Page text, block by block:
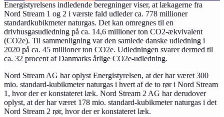
Energistyrelsens indledende beregninger viser, at lækagerne fra
Nord Stream 1 og 2 i værste fald udleder ca. 778 millioner
standardkubikmeter naturgas. Det kan omregnes til en
drivhusgasudledning på ca. 14,6 millioner ton CO2-ækvivalent
(CO2e). Til sammenligning var den samlede danske udledning i
2020 på ca. 45 millioner ton CO2e. Udledningen svarer dermed til
ca. 32 procent af Danmarks årlige CO2e-udledning.
Nord Stream AG har oplyst Energistyrelsen, at der har været 300
mio. standard-kubikmeter naturgas i hvert af de to rør i Nord Stream
1, hvor der er konstateret læk. Nord Stream 2 AG har derudover
oplyst, at der har været 178 mio. standard-kubikmeter naturgas i det
Nord Stream 2 rør, hvor der er konstateret læk.